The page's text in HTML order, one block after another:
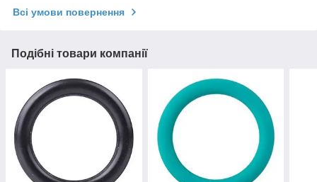
Всі умови повернення
Подібні товари компанії